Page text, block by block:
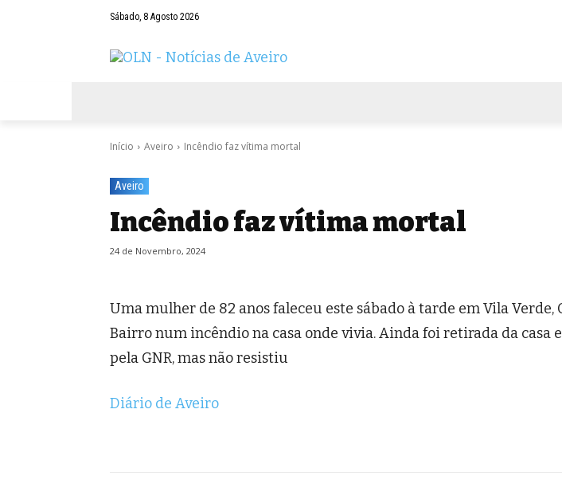
Sábado, 8 Agosto 2026
Início Aveiro Incêndio faz vítima mortal
Aveiro
Incêndio faz vítima mortal
24 de Novembro, 2024
Uma mulher de 82 anos faleceu este sábado à tarde em Vila Verde,
Bairro num incêndio na casa onde vivia. Ainda foi retirada da casa
pela GNR, mas não resistiu
Diário de Aveiro